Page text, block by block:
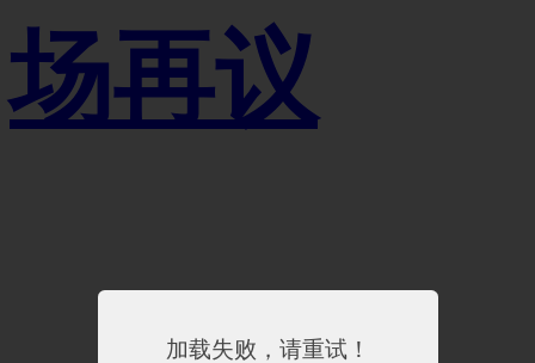
场再议
加载失败，请重试！